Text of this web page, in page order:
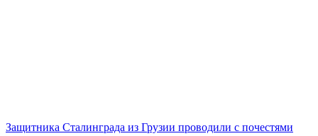
Защитника Сталинграда из Грузии проводили с почестями